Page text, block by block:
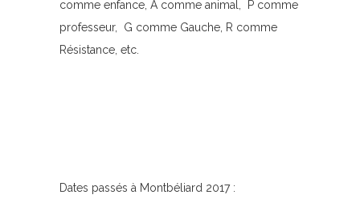
comme enfance, A comme animal, P comme
professeur, G comme Gauche, R comme
Résistance, etc.
Dates passés à Montbéliard 2017 :